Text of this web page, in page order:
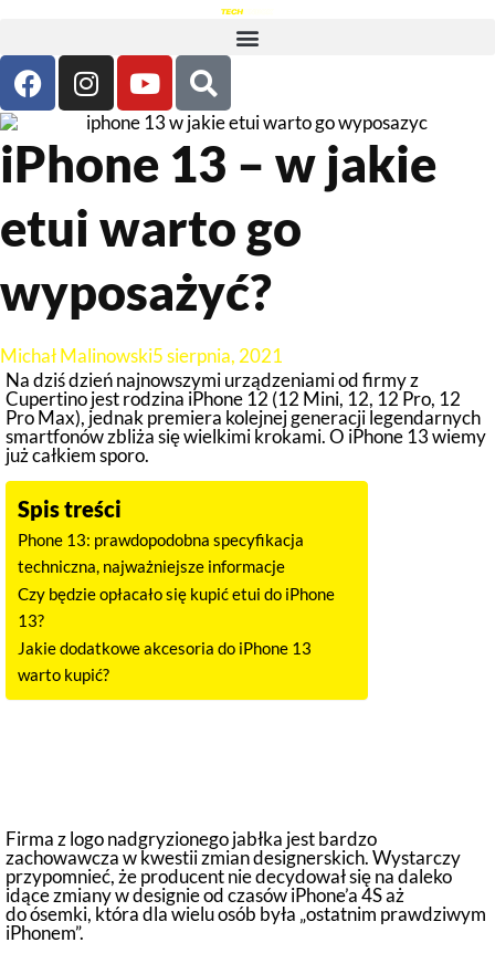
iPhone 13 – w jakie
etui warto go
wyposażyć?
Michał Malinowski5 sierpnia, 2021
Na dziś dzień najnowszymi urządzeniami od firmy z
Cupertino jest rodzina iPhone 12 (12 Mini, 12, 12 Pro, 12
Pro Max), jednak premiera kolejnej generacji legendarnych
smartfonów zbliża się wielkimi krokami. O iPhone 13 wiemy
już całkiem sporo.
Spis treści
Phone 13: prawdopodobna specyfikacja
techniczna, najważniejsze informacje
Czy będzie opłacało się kupić etui do iPhone
13?
Jakie dodatkowe akcesoria do iPhone 13
warto kupić?
Firma z logo nadgryzionego jabłka jest bardzo
zachowawcza w kwestii zmian designerskich. Wystarczy
przypomnieć, że producent nie decydował się na daleko
idące zmiany w designie od czasów iPhone’a 4S aż
do ósemki, która dla wielu osób była „ostatnim prawdziwym
iPhonem”.